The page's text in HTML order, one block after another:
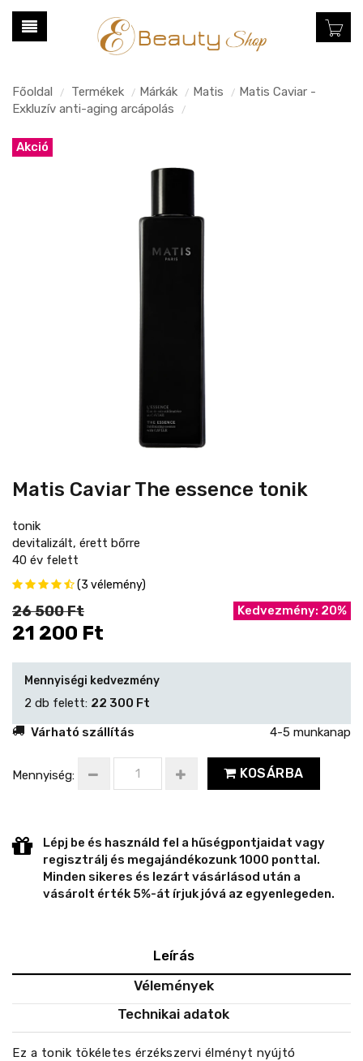
Főoldal / Termékek / Márkák / Matis / Matis Caviar -
Exkluzív anti-aging arcápolás
/
Akció
Matis Caviar The essence tonik
tonik
devitalizált, érett bőrre
40 év felett
(3 vélemény)
26 500 Ft
21 200 Ft
Kedvezmény: 20%
Mennyiségi kedvezmény
2 db felett: 22 300 Ft
Várható szállítás
4-5 munkanap
Mennyiség: KOSÁRBA
Lépj be és használd fel a hűségpontjaidat vagy
regisztrálj és megajándékozunk 1000 ponttal.
Minden sikeres és lezárt vásárlásod után a
vásárolt érték 5%-át írjuk jóvá az egyenlegeden.
Leírás
Vélemények
Technikai adatok
Ez a tonik tökéletes érzékszervi élményt nyújtó